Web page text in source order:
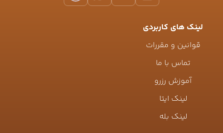
لینک های کاربردی
قوانین و مقررات
تماس با ما
آموزش رزرو
لینک ایتا
لینک بله